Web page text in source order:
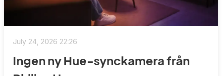
July 24, 2026 22:26
Ingen ny Hue-synckamera från